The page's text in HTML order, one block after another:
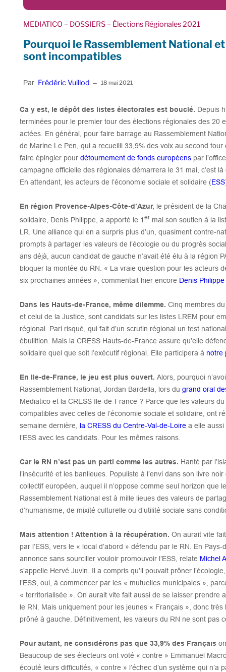
MEDIATICO – DOSSIERS – Élections Régionales 2021
Pourquoi le Rassemblement National
sont incompatibles
Par Frédéric Vuillod – 18 mai 2021
Ca y est, le dépôt des listes électorales est bouclé. Depuis
terminées pour le premier tour des élections régionales des 20
actées. En général, pour faire barrage au Rassemblement
de Marine Le Pen, qui a recueilli 33,9% des voix au second
faire épingler pourdétournement de fonds européens par
campagne officielle des régionales démarrera le 31 mai, c’est
En attendant, les acteurs de l’économie sociale et solidaire (ESS
En région Provence-Alpes-Côte-d’Azur, le président de la
solidaire, Denis Philippe, a apporté le 1er mai son soutien à la
LR. Une alliance qui en a surpris plus d’un, quasiment contre-
prompts à partager les valeurs de l’écologie ou du progrès
ans déjà, aucun candidat de gauche n’avait été élu à la région
bloquer la montée du RN. « La vraie question pour les acteurs
six prochaines années », commentait hier encore Denis
Dans les Hauts-de-France, même dilemme. Cinq membres
et celui de la Justice, sont candidats sur les listes LREM pour
régional. Pari risqué, qui fait d’un scrutin régional un test
ébullition. Mais la CRESS Hauts-de-France assure qu’elle
solidaire quel que soit l’exécutif régional. Elle participera à notre
En Ile-de-France, le jeu est plus ouvert.Alors, pourquoi
Rassemblement National, Jordan Bardella, lors dugrand oral
Mediatico et la CRESS Ile-de-France ? Parce que les valeurs
compatibles avec celles de l’économie sociale et solidaire, ont
semaine dernière,la CRESS du Centre-Val-de-Loire a elle aussi
l’ESS avec les candidats. Pour les mêmes raisons.
Car le RN n’est pas un parti comme les autres. Hanté par
l’insécurité et les banlieues. Populiste à l’envi dans son livre
collectif européen, auquel il n’oppose comme seul horizon que
Rassemblement National est à mille lieues des valeurs de
d’humanisme, de mixité culturelle ou d’utilité sociale sans
Mais attention ! Attention à la récupération. On aurait vite
par l’ESS, vers le « local d’abord » défendu par le RN. En
annonce sans sourciller vouloir promouvoir l’ESS, relate Michel
s’appelle Hervé Juvin. Il a compris qu’il pouvait prôner
l’ESS, oui, à commencer par les « mutuelles municipales »,
« territorialisée ». On aurait vite fait aussi de se laisser prendre
le RN. Mais uniquement pour les jeunes « Français », donc
prôné à gauche. Définitivement, les valeurs du RN ne sont pas
Pour autant, ne considérons pas que 33,9% des Français
Beaucoup de ses électeurs ont voté « contre » Emmanuel
écouté leurs difficultés, « contre » l’échec d’un système qui n’a